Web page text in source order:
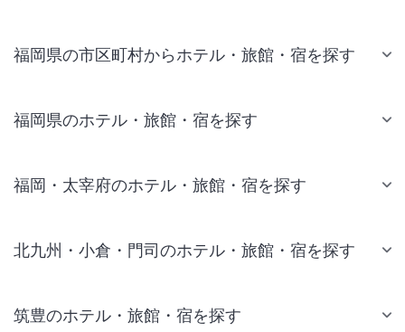
福岡県の市区町村からホテル・旅館・宿を探す
福岡県のホテル・旅館・宿を探す
福岡・太宰府のホテル・旅館・宿を探す
北九州・小倉・門司のホテル・旅館・宿を探す
筑豊のホテル・旅館・宿を探す